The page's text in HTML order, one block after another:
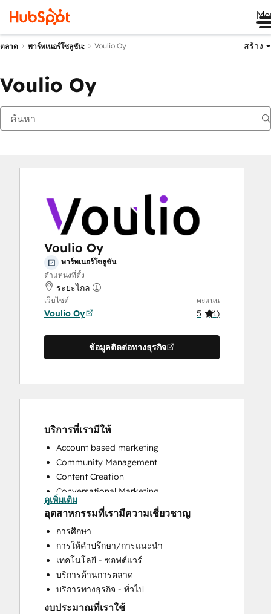
ตลาด พาร์ทเนอร์โซลูชัน: Voulio Oy สร้าง
Voulio Oy
Voulio Oy
พาร์ทเนอร์โซลูชัน
ตำแหน่งที่ตั้ง
ระยะไกล
เว็บไซต์
Voulio Oy
คะแนน
5 (1)
ข้อมูลติดต่อทางธุรกิจ
บริการที่เรามีให้
Account based marketing
Community Management
Content Creation
Conversational Marketing
CRM Implementation
Customer Marketing
Customer Success Training
Customer Survey and Analysis
Full Inbound Marketing Services
Paid Advertising
Programmable Automation
Sales and Marketing Alignment
ดูเพิ่มเติม
อุตสาหกรรมที่เรามีความเชี่ยวชาญ
การศึกษา
การให้คำปรึกษา/การแนะนำ
เทคโนโลยี - ซอฟต์แวร์
บริการด้านการตลาด
บริการทางธุรกิจ - ทั่วไป
งบประมาณที่เราใช้